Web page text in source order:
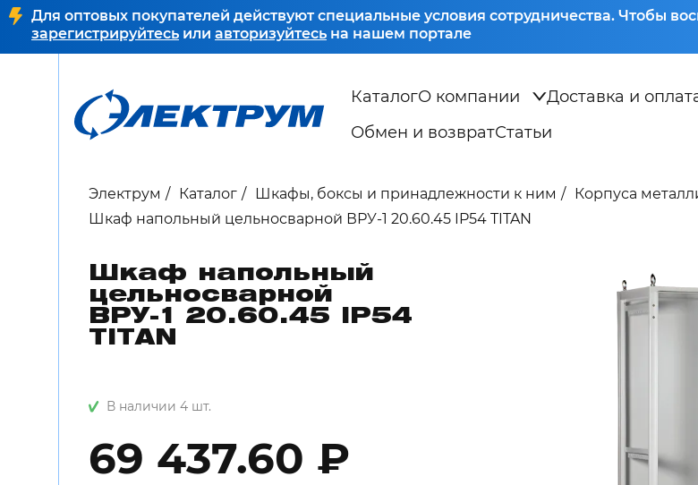
Для оптовых покупателей действуют специальные условия сотрудничества. Чтобы
зарегистрируйтесь или авторизуйтесь на нашем портале
КаталогО компании Доставка и
Обмен и возвратСтатьи
Электрум Каталог Шкафы, боксы и принадлежности к ним
Корпуса
Шкаф напольный цельносварной ВРУ-1 20.60.45 IP54 TITAN
Шкаф напольный
цельносварной
ВРУ-1 20.60.45 IP54
TITAN
В наличии 4 шт.
69 437.60 ₽